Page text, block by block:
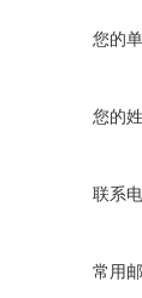
您的
您的
联系
常用